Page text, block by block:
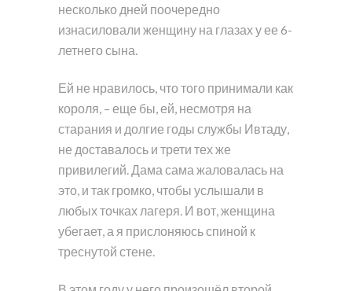
несколько дней поочередно
изнасиловали женщину на глазах у ее 6-
летнего сына.
Ей не нравилось, что того принимали как
короля, – еще бы, ей, несмотря на
старания и долгие годы службы Ивтаду,
не доставалось и трети тех же
привилегий. Дама сама жаловалась на
это, и так громко, чтобы услышали в
любых точках лагеря. И вот, женщина
убегает, а я прислоняюсь спиной к
треснутой стене.